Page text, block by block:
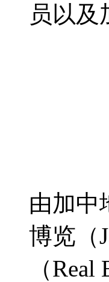
员以及
由加中
博览（
（